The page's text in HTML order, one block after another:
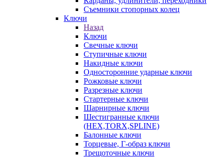
Съемники стопорных колец
Ключи
Назад
Ключи
Свечные ключи
Ступичные ключи
Накидные ключи
Односторонние ударные ключи
Рожковые ключи
Разрезные ключи
Стартерные ключи
Шарнирные ключи
Шестигранные ключи
(HEX,TORX,SPLINE)
Балонные ключи
Торцевые, Г-образ ключи
Трещоточные ключи